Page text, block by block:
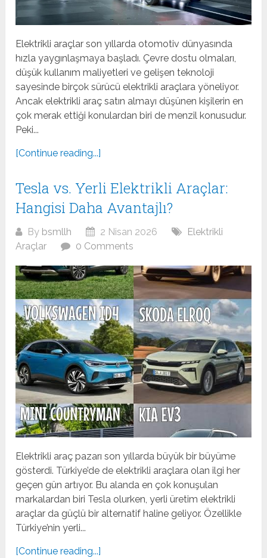
Elektrikli araçlar son yıllarda otomotiv dünyasında
hızla yaygınlaşmaya başladı. Çevre dostu olmaları,
düşük kullanım maliyetleri ve gelişen teknoloji
sayesinde birçok sürücü elektrikli araçlara yöneliyor.
Ancak elektrikli araç satın almayı düşünen kişilerin en
çok merak ettiği konulardan biri de menzil konusudur.
Peki...
[Continue reading...]
Tesla vs. Yerli Elektrikli Araçlar:
Hangisi Daha Avantajlı?
By bsmllh 2 Nisan 2026
Elektrikli
Araçlar
0 Comments
Elektrikli araç pazarı son yıllarda büyük bir büyüme
gösterdi. Türkiye’de de elektrikli araçlara olan ilgi her
geçen gün artıyor. Bu alanda en çok konuşulan
markalardan biri Tesla olurken, yerli üretim elektrikli
araçlar da güçlü bir alternatif haline geliyor. Özellikle
Türkiye’nin yerli...
[Continue reading...]